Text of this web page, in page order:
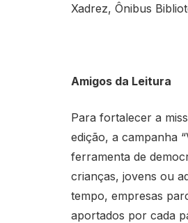
Xadrez, Ônibus
Amigos da Leitura
Para fortalecer a
edição, a campanha
ferramenta de
crianças, jovens ou
tempo, empresas
aportados por cada